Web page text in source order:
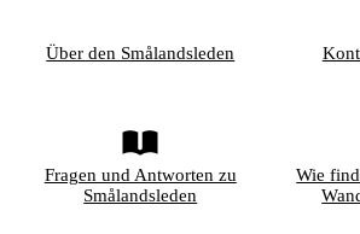
Über den Smålandsleden
Fragen und Antworten zu
Smålandsleden
Wie